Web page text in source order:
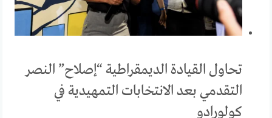
تحاول القيادة الديمقراطية “إصلاح” النصر
التقدمي بعد الانتخابات التمهيدية في
كولورادو